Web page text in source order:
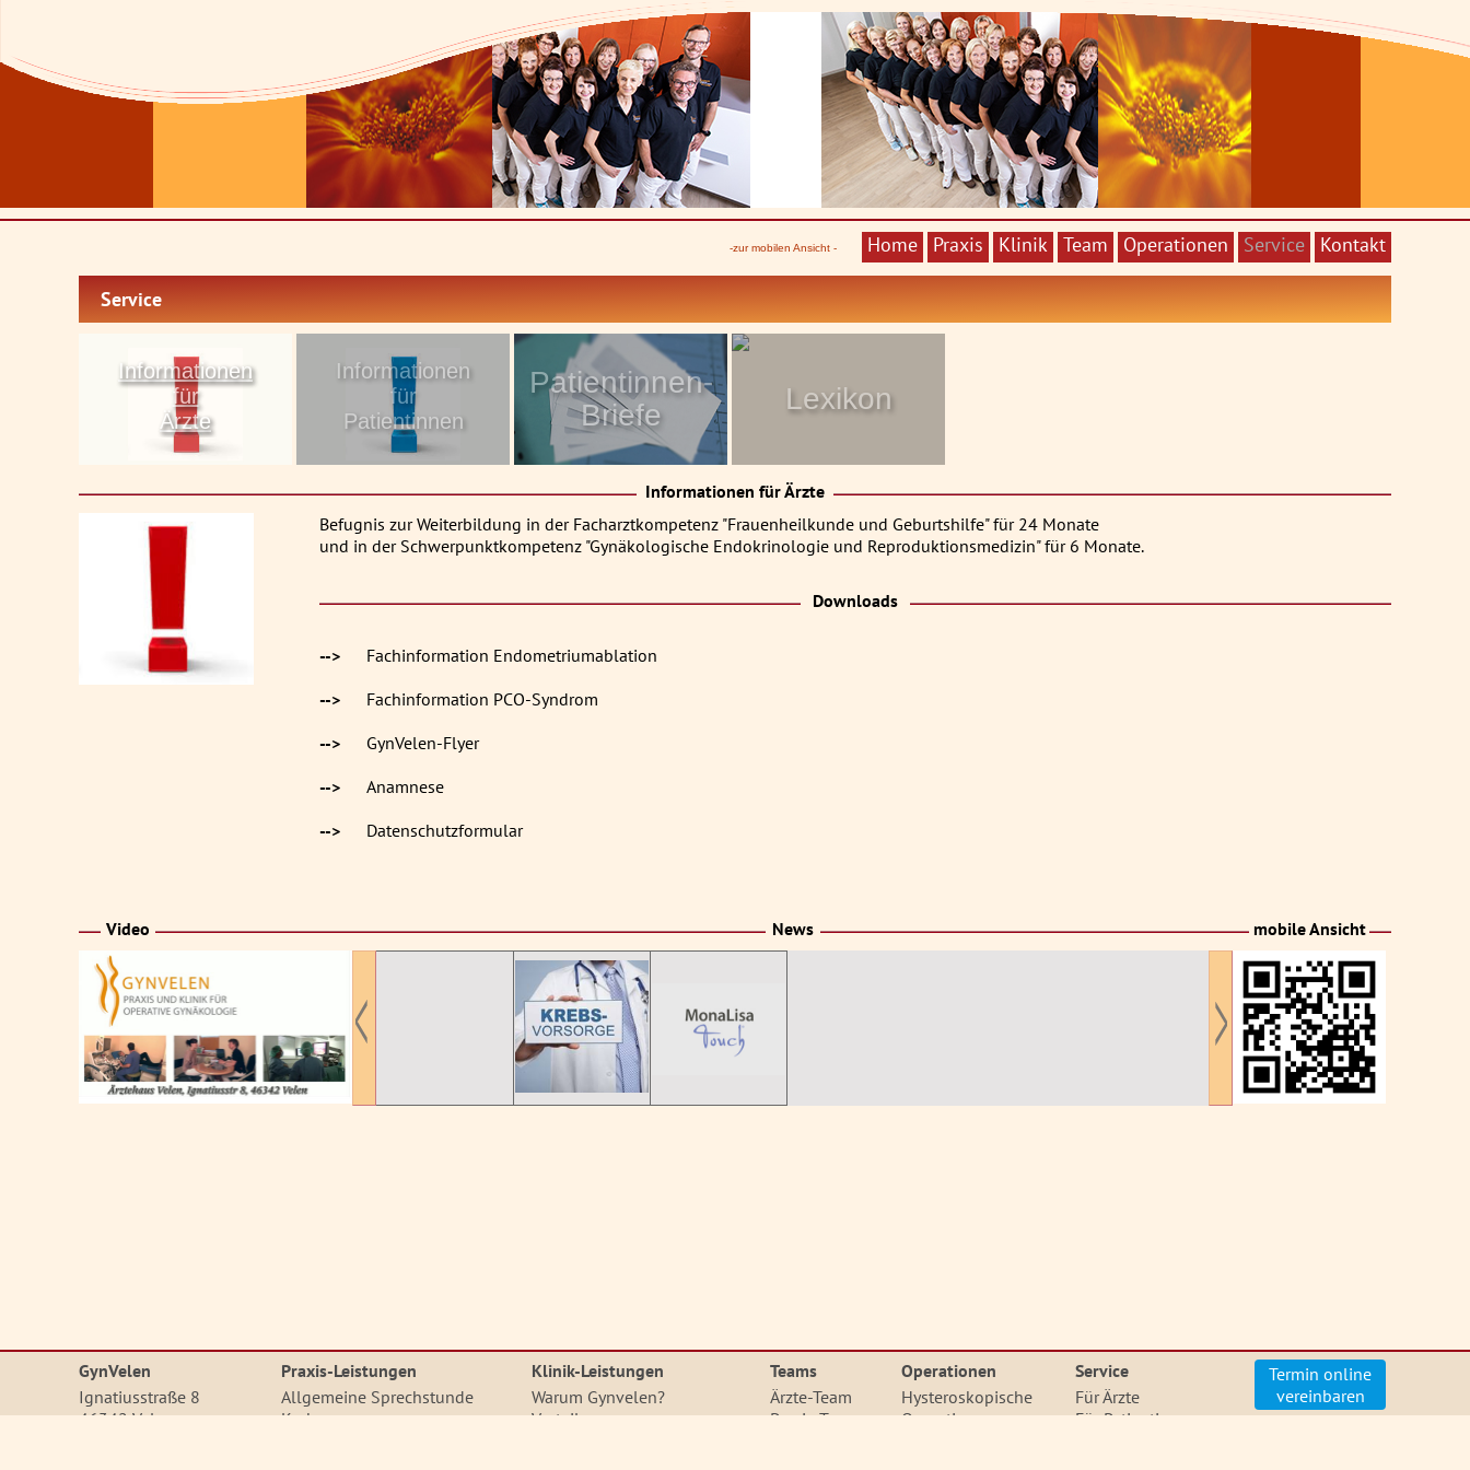
-zur mobilen Ansicht - Home Praxis Klinik Team Operationen Service Kontakt
Service
Informationen
für
Ärzte
Informationen
für
Patientinnen
Patientinnen-
Briefe
Lexikon
Informationen für Ärzte
Befugnis zur Weiterbildung in der Facharztkompetenz "Frauenheilkunde und Geburtshilfe" für 24 Monate
und in der Schwerpunktkompetenz "Gynäkologische Endokrinologie und Reproduktionsmedizin" für 6 Monate.
Downloads
-->
Fachinformation Endometriumablation
-->
Fachinformation PCO-Syndrom
-->
GynVelen-Flyer
-->
Anamnese
-->
Datenschutzformular
Video News mobile Ansicht
GynVelen
Ignatiusstraße 8
46342 Velen
Praxis-Leistungen
Allgemeine Sprechstunde
Krebsvorsorge
Klinik-Leistungen
Warum Gynvelen?
Vorteile
Teams
Ärzte-Team
Praxis-Team
Operationen
Hysteroskopische
Operationen
Service
Für Ärzte
Für Patientinnen
Termin online
vereinbaren